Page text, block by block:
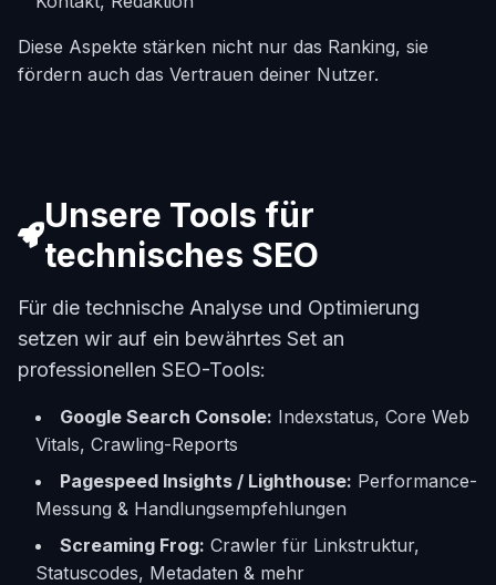
Diese Aspekte stärken nicht nur das Ranking, sie
fördern auch das Vertrauen deiner Nutzer.
Unsere Tools für
technisches SEO
Für die technische Analyse und Optimierung
setzen wir auf ein bewährtes Set an
professionellen SEO-Tools:
Google Search Console: Indexstatus, Core Web
Vitals, Crawling-Reports
Pagespeed Insights / Lighthouse: Performance-
Messung & Handlungsempfehlungen
Screaming Frog: Crawler für Linkstruktur,
Statuscodes, Metadaten & mehr